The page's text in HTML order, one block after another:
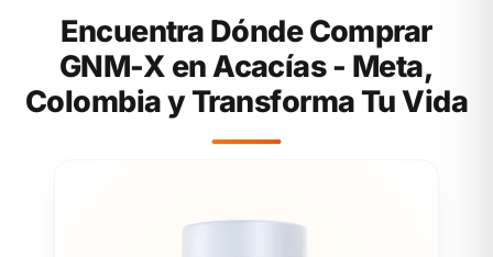
Encuentra Dónde Comprar
GNM-X en Acacías - Meta,
Colombia y Transforma Tu Vida